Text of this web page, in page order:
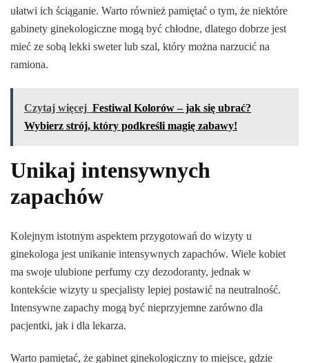
ułatwi ich ściąganie. Warto również pamiętać o tym, że niektóre
gabinety ginekologiczne mogą być chłodne, dlatego dobrze jest
mieć ze sobą lekki sweter lub szal, który można narzucić na
ramiona.
Czytaj więcej Festiwal Kolorów – jak się ubrać?
Wybierz strój, który podkreśli magię zabawy!
Unikaj intensywnych
zapachów
Kolejnym istotnym aspektem przygotowań do wizyty u
ginekologa jest unikanie intensywnych zapachów. Wiele kobiet
ma swoje ulubione perfumy czy dezodoranty, jednak w
kontekście wizyty u specjalisty lepiej postawić na neutralność.
Intensywne zapachy mogą być nieprzyjemne zarówno dla
pacjentki, jak i dla lekarza.
Warto pamiętać, że gabinet ginekologiczny to miejsce, gdzie